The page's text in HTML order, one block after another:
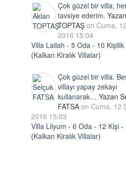
Çok güzel bir villa,
tavsiye ederim.
TOPTAŞ on Cuma,
2016 15:04
Villa Lailah - 5 Oda - 10 Kişilik
(Kalkan Kiralık Villalar)
Çok güzel bir villa.
villayı yapay zekayı
kullanarak… Yazan
FATSA on Cuma, 12
2016 15:03
Villa Lilyum - 6 Oda - 12 Kişi -
(Kalkan Kiralık Villalar)